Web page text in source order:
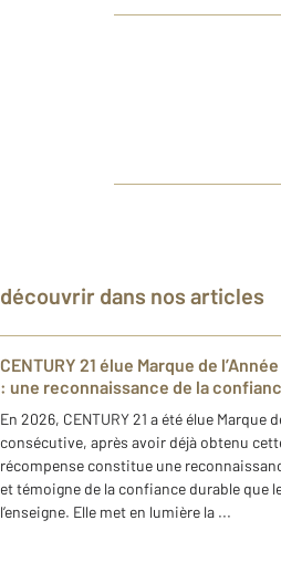
À découvrir dans nos articles
CENTURY 21 élue Marque de
: une reconnaissance de la
En 2026, CENTURY 21 a été élue Marque
consécutive, après avoir déjà obtenu
récompense constitue une
et témoigne de la confiance durable que
l’enseigne. Elle met en lumière la ...